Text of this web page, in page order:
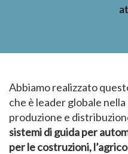
Abbiamo realizzato
che è leader globale
produzione e
sistemi di guida per
per le costruzioni,